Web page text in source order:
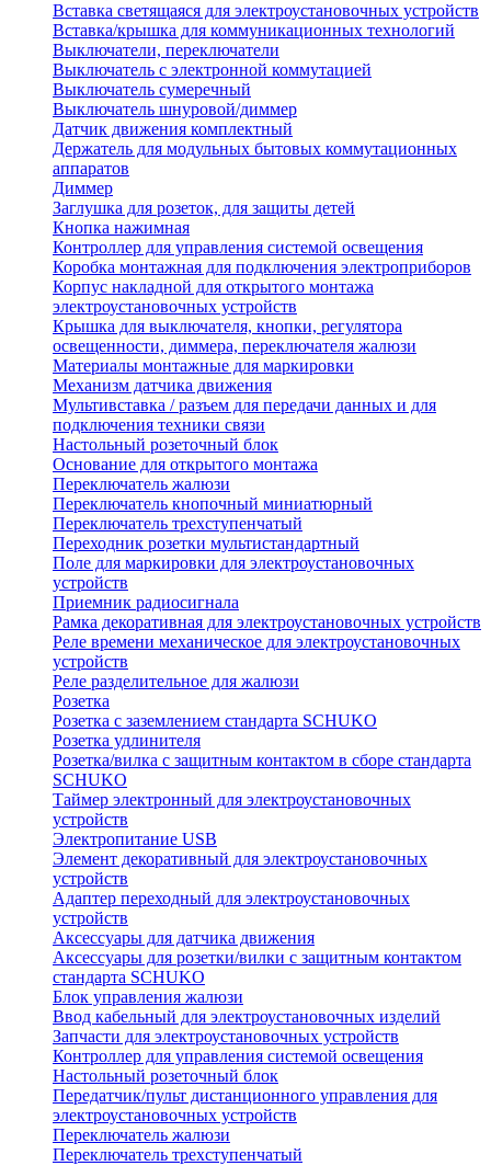
Вставка светящаяся для электроустановочных устройств
Вставка/крышка для коммуникационных технологий
Выключатели, переключатели
Выключатель с электронной коммутацией
Выключатель сумеречный
Выключатель шнуровой/диммер
Датчик движения комплектный
Держатель для модульных бытовых коммутационных
аппаратов
Диммер
Заглушка для розеток, для защиты детей
Кнопка нажимная
Контроллер для управления системой освещения
Коробка монтажная для подключения электроприборов
Корпус накладной для открытого монтажа
электроустановочных устройств
Крышка для выключателя, кнопки, регулятора
освещенности, диммера, переключателя жалюзи
Материалы монтажные для маркировки
Механизм датчика движения
Мультивставка / разъем для передачи данных и для
подключения техники связи
Настольный розеточный блок
Основание для открытого монтажа
Переключатель жалюзи
Переключатель кнопочный миниатюрный
Переключатель трехступенчатый
Переходник розетки мультистандартный
Поле для маркировки для электроустановочных
устройств
Приемник радиосигнала
Рамка декоративная для электроустановочных устройств
Реле времени механическое для электроустановочных
устройств
Реле разделительное для жалюзи
Розетка
Розетка с заземлением стандарта SCHUKO
Розетка удлинителя
Розетка/вилка с защитным контактом в сборе стандарта
SCHUKO
Таймер электронный для электроустановочных
устройств
Электропитание USB
Элемент декоративный для электроустановочных
устройств
Адаптер переходный для электроустановочных
устройств
Аксессуары для датчика движения
Аксессуары для розетки/вилки с защитным контактом
стандарта SCHUKO
Блок управления жалюзи
Ввод кабельный для электроустановочных изделий
Запчасти для электроустановочных устройств
Контроллер для управления системой освещения
Настольный розеточный блок
Передатчик/пульт дистанционного управления для
электроустановочных устройств
Переключатель жалюзи
Переключатель трехступенчатый